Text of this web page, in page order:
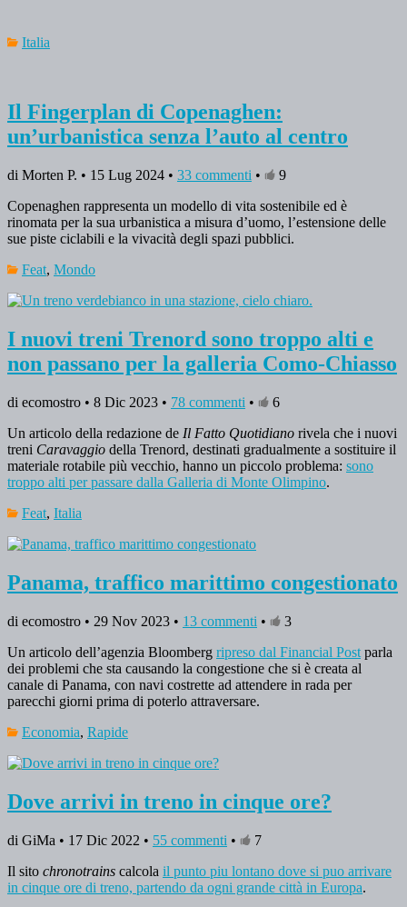
Italia
Il Fingerplan di Copenaghen:
un’urbanistica senza l’auto al centro
di Morten P. • 15 Lug 2024 • 33 commenti •
9
Copenaghen rappresenta un modello di vita sostenibile ed è
rinomata per la sua urbanistica a misura d’uomo, l’estensione delle
sue piste ciclabili e la vivacità degli spazi pubblici.
Feat, Mondo
I nuovi treni Trenord sono troppo alti e
non passano per la galleria Como-Chiasso
di ecomostro • 8 Dic 2023 • 78 commenti •
6
Un articolo della redazione de Il Fatto Quotidiano rivela che i nuovi
treni Caravaggio della Trenord, destinati gradualmente a sostituire il
materiale rotabile più vecchio, hanno un piccolo problema: sono
troppo alti per passare dalla Galleria di Monte Olimpino.
Feat, Italia
Panama, traffico marittimo congestionato
di ecomostro • 29 Nov 2023 • 13 commenti •
3
Un articolo dell’agenzia Bloomberg ripreso dal Financial Post parla
dei problemi che sta causando la congestione che si è creata al
canale di Panama, con navi costrette ad attendere in rada per
parecchi giorni prima di poterlo attraversare.
Economia, Rapide
Dove arrivi in treno in cinque ore?
di GiMa • 17 Dic 2022 • 55 commenti •
7
Il sito chronotrains calcola il punto piu lontano dove si puo arrivare
in cinque ore di treno, partendo da ogni grande città in Europa.